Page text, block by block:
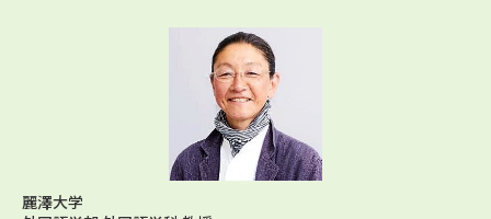
個人情報取扱規定
テレメール進学カタログ
訂正のご案内
麗澤大学